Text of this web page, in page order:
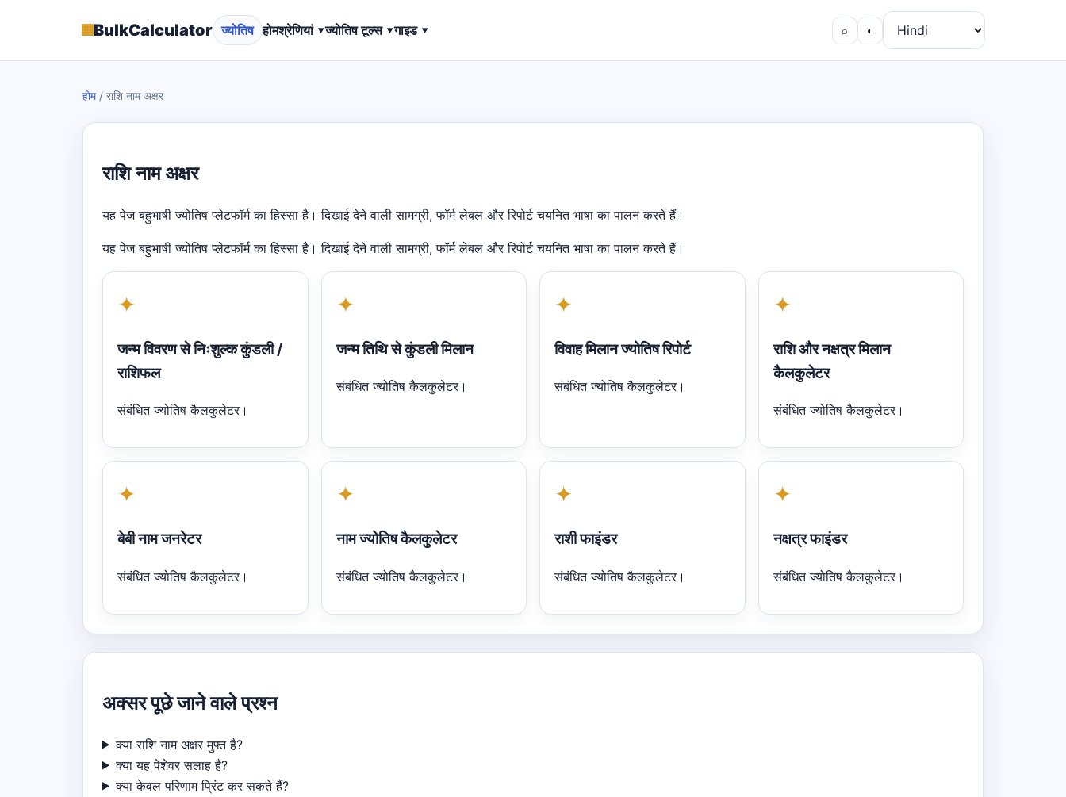
▦BulkCalculator ज्योतिष होमश्रेणियां ▾ज्योतिष टूल्स ▾गाइड ▾ ⌕ ◐
होम/ राशि नाम अक्षर
राशि नाम अक्षर
यह पेज बहुभाषी ज्योतिष प्लेटफॉर्म का हिस्सा है। दिखाई देने वाली सामग्री, फॉर्म लेबल और रिपोर्ट चयनित भाषा का पालन करते हैं।
यह पेज बहुभाषी ज्योतिष प्लेटफॉर्म का हिस्सा है। दिखाई देने वाली सामग्री, फॉर्म लेबल और रिपोर्ट चयनित भाषा का पालन करते हैं।
✦
जन्म विवरण से निःशुल्क कुंडली /
राशिफल
संबंधित ज्योतिष कैलकुलेटर।
✦
जन्म तिथि से कुंडली मिलान
संबंधित ज्योतिष कैलकुलेटर।
✦
विवाह मिलान ज्योतिष रिपोर्ट
संबंधित ज्योतिष कैलकुलेटर।
✦
राशि और नक्षत्र मिलान
कैलकुलेटर
संबंधित ज्योतिष कैलकुलेटर।
✦
बेबी नाम जनरेटर
संबंधित ज्योतिष कैलकुलेटर।
✦
नाम ज्योतिष कैलकुलेटर
संबंधित ज्योतिष कैलकुलेटर।
✦
राशी फाइंडर
संबंधित ज्योतिष कैलकुलेटर।
✦
नक्षत्र फाइंडर
संबंधित ज्योतिष कैलकुलेटर।
अक्सर पूछे जाने वाले प्रश्न
क्या राशि नाम अक्षर मुफ्त है?
क्या यह पेशेवर सलाह है?
क्या केवल परिणाम प्रिंट कर सकते हैं?